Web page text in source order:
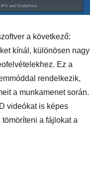
a következő:
kínál, különösen nagy
Ez a
rendelkezik,
a munkamenet során.
videókat is képes
a fájlokat a